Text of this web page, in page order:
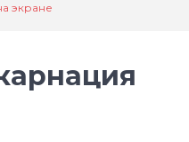
экране